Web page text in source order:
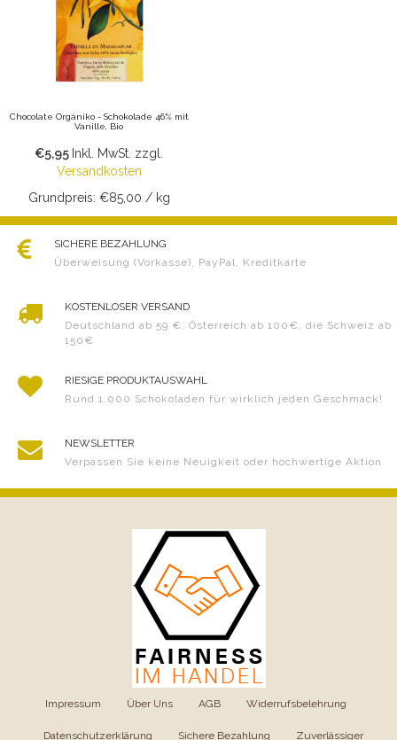
Chocolate Orgániko - Schokolade 46% mit
Vanille, Bio
€5,95 Inkl. MwSt. zzgl.
Versandkosten
Grundpreis: €85,00 / kg
SICHERE BEZAHLUNG
Überweisung (Vorkasse), PayPal, Kreditkarte
KOSTENLOSER VERSAND
Deutschland ab 59 €, Österreich ab 100€, die Schweiz ab
150€
RIESIGE PRODUKTAUSWAHL
Rund 1.000 Schokoladen für wirklich jeden Geschmack!
NEWSLETTER
Verpassen Sie keine Neuigkeit oder hochwertige Aktion
Impressum Über Uns AGB Widerrufsbelehrung
Datenschutzerklärung Sichere Bezahlung Zuverlässiger